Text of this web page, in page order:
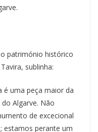
património histórico
sublinha:
é uma peça maior da
Algarve. Não
de excecional
estamos perante um